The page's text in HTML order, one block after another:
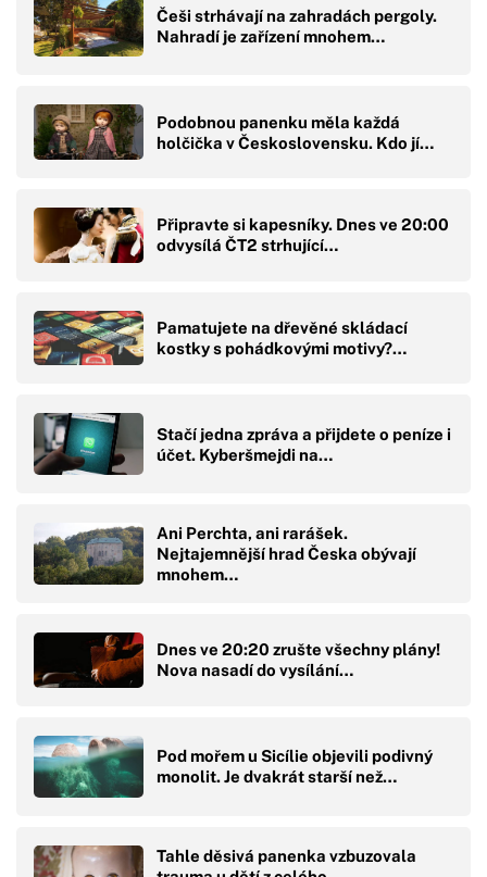
Češi strhávají na zahradách pergoly.
Nahradí je zařízení mnohem…
Podobnou panenku měla každá
holčička v Československu. Kdo jí…
Připravte si kapesníky. Dnes ve 20:00
odvysílá ČT2 strhující…
Pamatujete na dřevěné skládací
kostky s pohádkovými motivy?…
Stačí jedna zpráva a přijdete o peníze i
účet. Kyberšmejdi na…
Ani Perchta, ani rarášek.
Nejtajemnější hrad Česka obývají
mnohem…
Dnes ve 20:20 zrušte všechny plány!
Nova nasadí do vysílání…
Pod mořem u Sicílie objevili podivný
monolit. Je dvakrát starší než…
Tahle děsivá panenka vzbuzovala